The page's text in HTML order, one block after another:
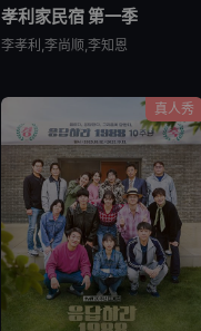
孝利家民宿 第一季
李孝利,李尚顺,李知恩
真人秀